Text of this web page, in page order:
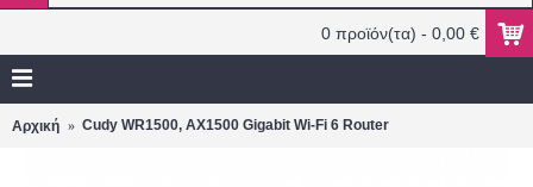
0 προϊόν(τα) - 0,00 €
Αρχική Cudy WR1500, AX1500 Gigabit Wi-Fi 6 Router